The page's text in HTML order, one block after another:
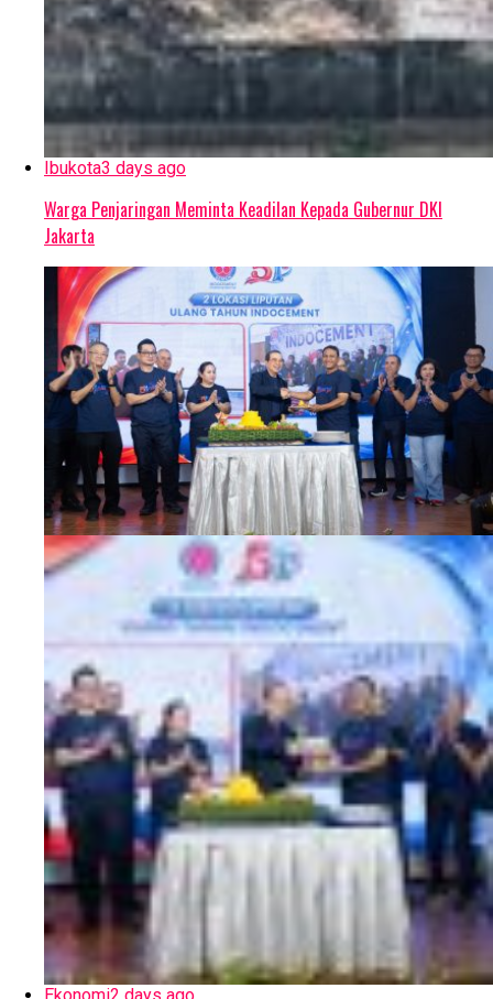
Ibukota3 days ago
Warga Penjaringan Meminta Keadilan Kepada Gubernur DKI
Jakarta